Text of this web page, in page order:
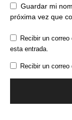
Guardar mi
próxima vez que
Recibir un
esta entrada.
Recibir un